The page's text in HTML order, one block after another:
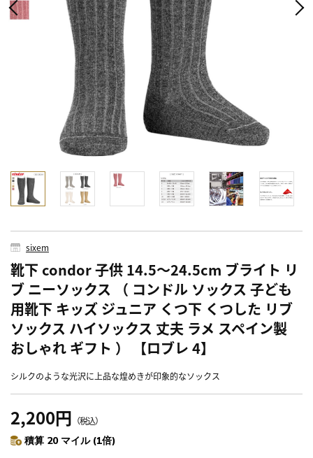
sixem
靴下 condor 子供 14.5～24.5cm ブライト リ
ブ ニーソックス （ コンドル ソックス 子ども
用靴下 キッズ ジュニア くつ下 くつした リブ
ソックス ハイソックス 丈夫 ラメ スペイン製
おしゃれ ギフト ） 【ロブレ 4】
シルクのような光沢に上品な煌めきが印象的なソックス
2,200円 （税込）
積算 20 マイル (1倍)